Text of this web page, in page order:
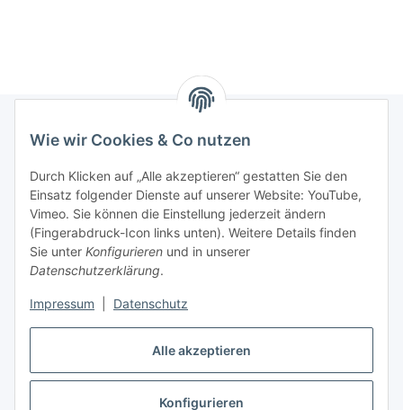
Alle akzeptieren
Konfigurieren
Wie wir Cookies & Co nutzen
Durch Klicken auf „Alle akzeptieren“ gestatten Sie den
Einsatz folgender Dienste auf unserer Website: YouTube,
Vimeo. Sie können die Einstellung jederzeit ändern
(Fingerabdruck-Icon links unten). Weitere Details finden
Sie unter Konfigurieren und in unserer
Datenschutzerklärung.
Impressum Datenschutz
Gesetzliche Informationen
Starke Marken